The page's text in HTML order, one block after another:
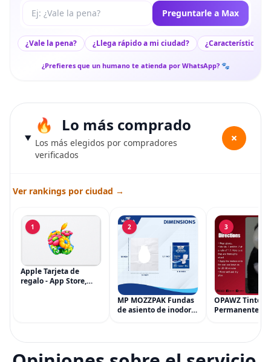
Tu pregunta a Max Preguntarle a Max
¿Vale la pena? ¿Llega rápido a mi ciudad? ¿Características
¿Prefieres que un humano te atienda por WhatsApp? 🐾
Lo más comprado
Los más elegidos por compradores
verificados
+
Ver rankings por ciudad →
1
Apple Tarjeta de
regalo - App Store,
2
MP MOZZPAK Fundas
de asiento de inodoro
para entrenamiento
3
OPAWZ Tinte
Permanente
Tinte para
Peluquería